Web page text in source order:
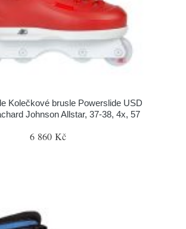
Kolečkové brusle Powerslide USD
Johnson Allstar, 37-38, 4x, 57
6 860 Kč